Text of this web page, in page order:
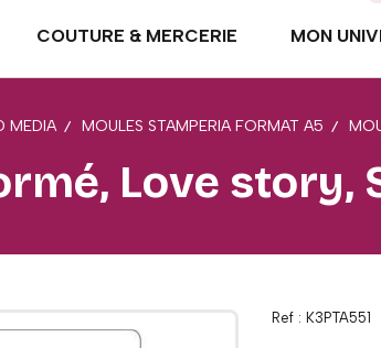
COUTURE & MERCERIE MON
MEDIA MOULES STAMPERIA FORMAT A5
Love story,
Ref : K3PTA551